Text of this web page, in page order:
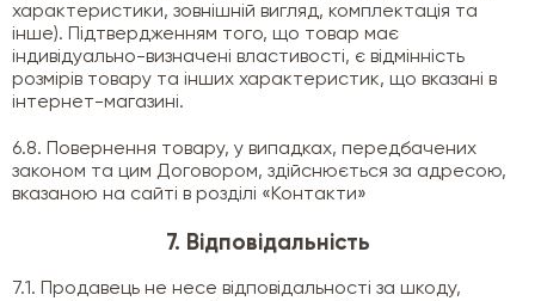
характеристики, зовнішній вигляд, комплектація та
інше). Підтвердженням того, що товар має
індивідуально-визначені властивості, є відмінність
розмірів товару та інших характеристик, що вказані в
інтернет-магазині.
6.8. Повернення товару, у випадках, передбачених
законом та цим Договором, здійснюється за адресою,
вказаною на сайті в розділі «Контакти»
7. Відповідальність
7.1. Продавець не несе відповідальності за шкоду,